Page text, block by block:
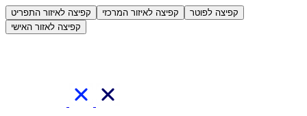
קפיצה לאיזור התפריט קפיצה לאיזור המרכזי
קפיצה לפוטר
קפיצה לאזור האישי